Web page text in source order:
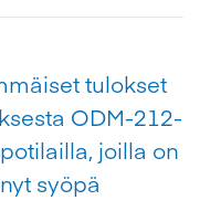
tulokset
ODM-212-
joilla on
syöpä